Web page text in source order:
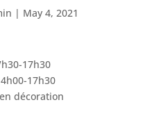
| May 4, 2021
17h30
17h30
décoration